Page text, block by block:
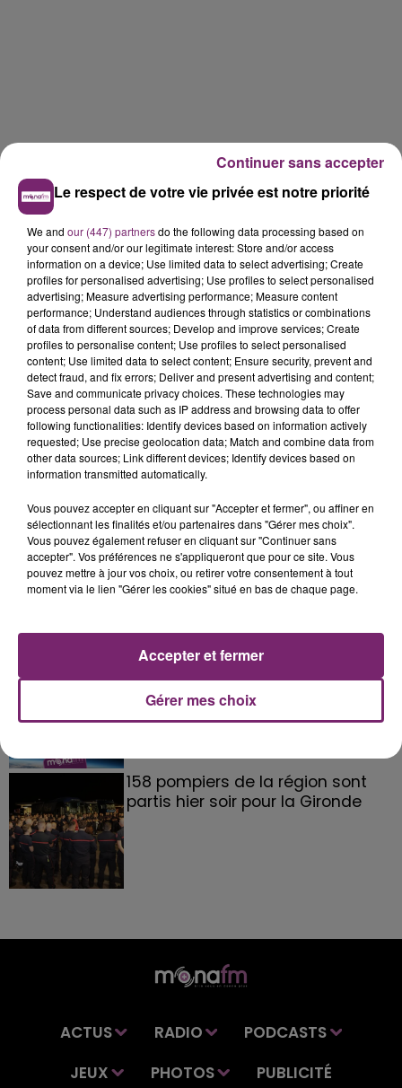
La Bulle - Guinguette éphémère
de Frelinghien !
éclipse solaire du 12 Août 2026
158 pompiers de la région sont
partis hier soir pour la Gironde
ACTUS RADIO
PODCASTS
JEUX
PHOTOS PUBLICITÉ
Le respect de votre vie privée est notre priorité
We and our (447) partnersdo the following data processing based on
your consent and/or our legitimate interest: Store and/or access
information on a device; Use limited data to select advertising; Create
profiles for personalised advertising; Use profiles to select personalised
advertising; Measure advertising performance; Measure content
performance; Understand audiences through statistics or combinations
of data from different sources; Develop and improve services; Create
profiles to personalise content; Use profiles to select personalised
content; Use limited data to select content; Ensure security, prevent and
detect fraud, and fix errors; Deliver and present advertising and content;
Save and communicate privacy choices. These technologies may
process personal data such as IP address and browsing data to offer
following functionalities: Identify devices based on information actively
requested; Use precise geolocation data; Match and combine data from
other data sources; Link different devices; Identify devices based on
information transmitted automatically.
Vous pouvez accepter en cliquant sur "Accepter et fermer", ou affiner en
sélectionnant les finalités et/ou partenaires dans "Gérer mes choix".
Vous pouvez également refuser en cliquant sur "Continuer sans
accepter". Vos préférences ne s'appliqueront que pour ce site. Vous
pouvez mettre à jour vos choix, ou retirer votre consentement à tout
moment via le lien "Gérer les cookies" situé en bas de chaque page.
Gérer mes choix
Accepter et fermer
Continuer sans accepter